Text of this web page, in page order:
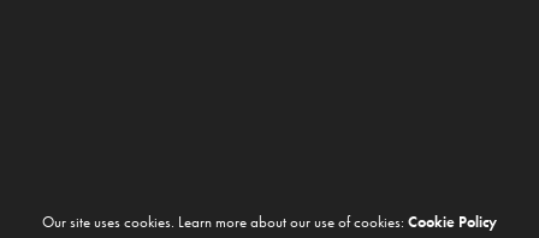
Our site uses cookies. Learn more about our use of cookies: Cookie Policy